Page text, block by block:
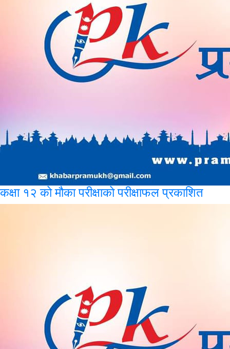
कक्षा१२ को मौका परीक्षाको परीक्षाफल प्रकाशित